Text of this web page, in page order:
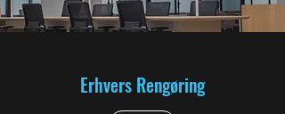
Erhvers Rengøring